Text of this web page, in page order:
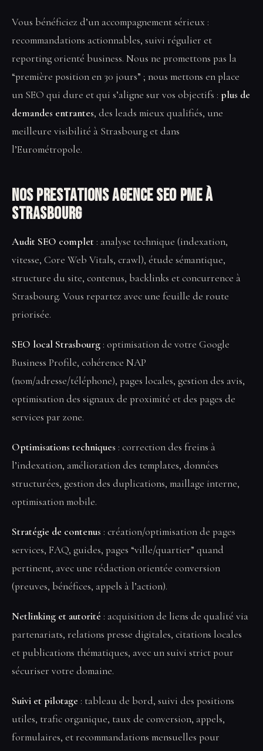
Vous bénéficiez d’un accompagnement sérieux :
recommandations actionnables, suivi régulier et
reporting orienté business. Nous ne promettons pas la
“première position en 30 jours” ; nous mettons en place
un SEO qui dure et qui s’aligne sur vos objectifs : plus de
demandes entrantes, des leads mieux qualifiés, une
meilleure visibilité à Strasbourg et dans
l’Eurométropole.
Nos prestations Agence SEO PME à
Strasbourg
Audit SEO complet : analyse technique (indexation,
vitesse, Core Web Vitals, crawl), étude sémantique,
structure du site, contenus, backlinks et concurrence à
Strasbourg. Vous repartez avec une feuille de route
priorisée.
SEO local Strasbourg : optimisation de votre Google
Business Profile, cohérence NAP
(nom/adresse/téléphone), pages locales, gestion des avis,
optimisation des signaux de proximité et des pages de
services par zone.
Optimisations techniques : correction des freins à
l’indexation, amélioration des templates, données
structurées, gestion des duplications, maillage interne,
optimisation mobile.
Stratégie de contenus : création/optimisation de pages
services, FAQ, guides, pages “ville/quartier” quand
pertinent, avec une rédaction orientée conversion
(preuves, bénéfices, appels à l’action).
Netlinking et autorité : acquisition de liens de qualité via
partenariats, relations presse digitales, citations locales
et publications thématiques, avec un suivi strict pour
sécuriser votre domaine.
Suivi et pilotage : tableau de bord, suivi des positions
utiles, trafic organique, taux de conversion, appels,
formulaires, et recommandations mensuelles pour